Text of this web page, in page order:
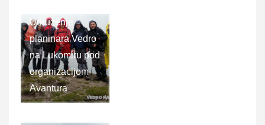
Udruzenje
planinara Vedro
na Lukomiru pod
organizacijom
Avantura